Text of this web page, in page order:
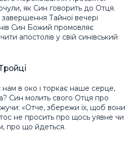
як Син говорить до Отця.
Тайної вечері
Син Божий промовляє
апостолів у свій синівський
в око і торкає наше серце,
Син молить свого Отця про
«Отче, збережи їх, щоб вони
не просить про щось уявне чи
про що йдеться.